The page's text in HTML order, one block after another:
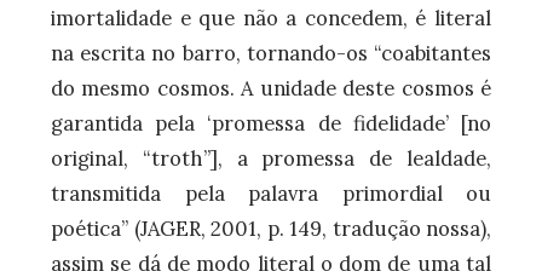
imortalidade e que não a concedem, é literal
na escrita no barro, tornando-os “coabitantes
do mesmo cosmos. A unidade deste cosmos é
garantida pela ‘promessa de fidelidade’ [no
original, “troth”], a promessa de lealdade,
transmitida pela palavra primordial ou
poética” (JAGER, 2001, p. 149, tradução nossa),
assim se dá de modo literal o dom de uma tal